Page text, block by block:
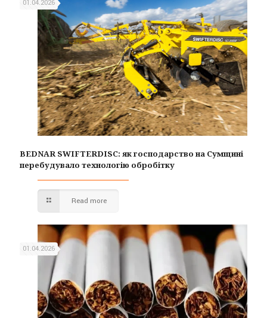
01.04.2026
BEDNAR SWIFTERDISC: як господарство на Сумщині
перебудувало технологію обробітку
Read more
01.04.2026